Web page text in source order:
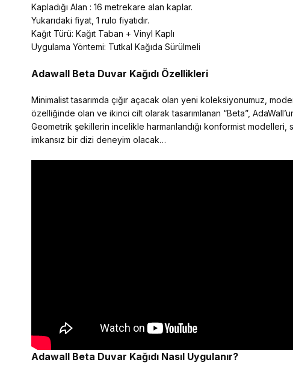
Kapladığı Alan : 16 metrekare alan kaplar.
Yukarıdaki fiyat, 1 rulo fiyatıdır.
Kağıt Türü: Kağıt Taban + Vinyl Kaplı
Uygulama Yöntemi: Tutkal Kağıda Sürülmeli
Adawall Beta Duvar Kağıdı Özellikleri
Minimalist tasarımda çığır açacak olan yeni koleksiyonumuz,
özelliğinde olan ve ikinci cilt olarak tasarımlanan “Beta”,
Geometrik şekillerin incelikle harmanlandığı konformist
imkansız bir dizi deneyim olacak…
Adawall Beta Duvar Kağıdı Nasıl Uygulanır?